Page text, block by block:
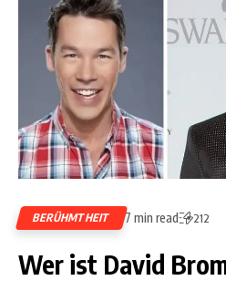
BERÜHMTHEIT 7 min read 212
Wer ist David